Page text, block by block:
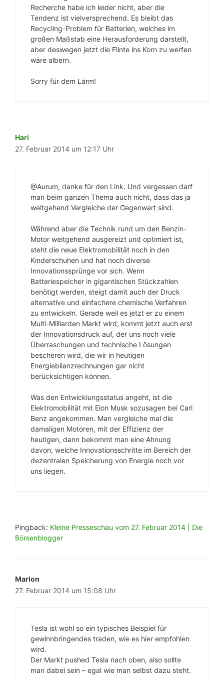
Recherche habe ich leider nicht, aber die
Tendenz ist vielversprechend. Es bleibt das
Recycling-Problem für Batterien, welches im
großen Maßstab eine Herausforderung darstellt,
aber deswegen jetzt die Flinte ins Korn zu werfen
wäre albern.
Sorry für dem Lärm!
Hari
27. Februar 2014 um 12:17 Uhr
@Aurum, danke für den Link. Und vergessen darf
man beim ganzen Thema auch nicht, dass das ja
weitgehend Vergleiche der Gegenwart sind.
Während aber die Technik rund um den Benzin-
Motor weitgehend ausgereizt und optimiert ist,
steht die neue Elektromobilität noch in den
Kinderschuhen und hat noch diverse
Innovationssprünge vor sich. Wenn
Batteriespeicher in gigantischen Stückzahlen
benötigt werden, steigt damit auch der Druck
alternative und einfachere chemische Verfahren
zu entwickeln. Gerade weil es jetzt er zu einem
Multi-Milliarden Markt wird, kommt jetzt auch erst
der Innovationsdruck auf, der uns noch viele
Überraschungen und technische Lösungen
bescheren wird, die wir in heutigen
Energiebilanzrechnungen gar nicht
berücksichtigen können.
Was den Entwicklungsstatus angeht, ist die
Elektromobilität mit Elon Musk sozusagen bei Carl
Benz angekommen. Man vergleiche mal die
damaligen Motoren, mit der Effizienz der
heutigen, dann bekommt man eine Ahnung
davon, welche Innovationsschritte im Bereich der
dezentralen Speicherung von Energie noch vor
uns liegen.
Pingback: Kleine Presseschau vom 27. Februar 2014 | Die
Börsenblogger
Marlon
27. Februar 2014 um 15:08 Uhr
Tesla ist wohl so ein typisches Beispiel für
gewinnbringendes traden, wie es hier empfohlen
wird.
Der Markt pushed Tesla nach oben, also sollte
man dabei sein – egal wie man selbst dazu steht.